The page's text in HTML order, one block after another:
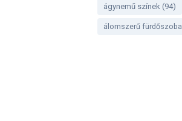
ágynemű színek(94)
álomszerű fürdőszoba